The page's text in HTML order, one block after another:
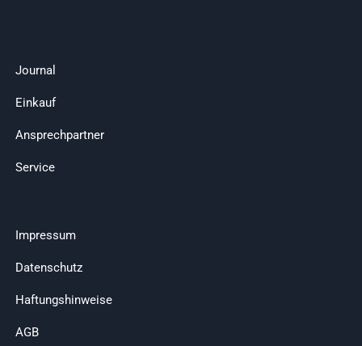
Journal
Einkauf
Ansprechpartner
Service
Impressum
Datenschutz
Haftungshinweise
AGB